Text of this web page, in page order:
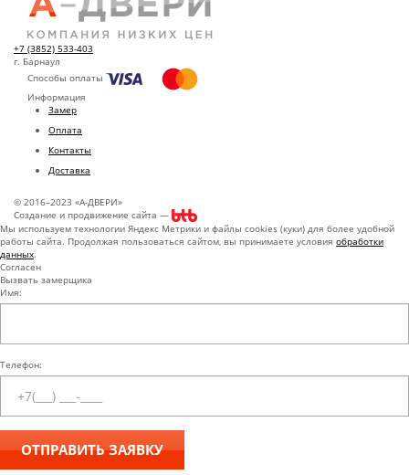
+7 (3852) 533-403
г. Барнаул
Способы оплаты
Информация
Замер
Оплата
Контакты
Доставка
© 2016–2023 «А-ДВЕРИ»
Создание и продвижение сайта —
Мы используем технологии Яндекс Метрики и файлы cookies (куки) для более удобной
работы сайта. Продолжая пользоваться сайтом, вы принимаете условия обработки
данных.
Согласен
Вызвать замерщика
Имя:
Телефон: